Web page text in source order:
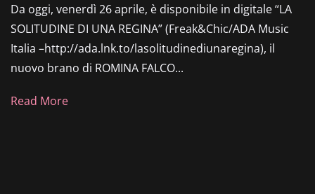
Da oggi, venerdì 26 aprile, è disponibile in digitale “LA
SOLITUDINE DI UNA REGINA” (Freak&Chic/ADA Music
Italia –http://ada.lnk.to/lasolitudinediunaregina), il
nuovo brano di ROMINA FALCO...
Read More